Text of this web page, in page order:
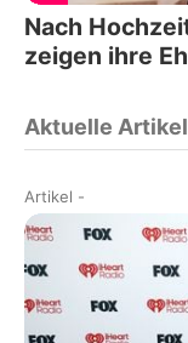
Nach
zeigen ihre
Aktuelle Artikel
Artikel -